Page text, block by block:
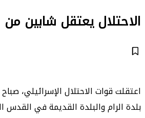
الاحتلال يعتقل شابين
اعتقلت قوات الاحتلال الإسرائيلي،
بلدة الرام والبلدة القديمة في القدس